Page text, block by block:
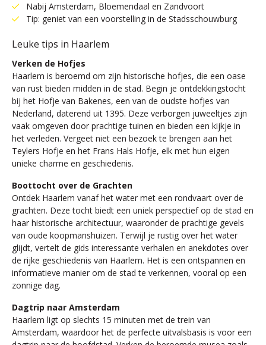
Nabij Amsterdam, Bloemendaal en Zandvoort
Tip: geniet van een voorstelling in de Stadsschouwburg
Leuke tips in Haarlem
Verken de Hofjes
Haarlem is beroemd om zijn historische hofjes, die een oase
van rust bieden midden in de stad. Begin je ontdekkingstocht
bij het Hofje van Bakenes, een van de oudste hofjes van
Nederland, daterend uit 1395. Deze verborgen juweeltjes zijn
vaak omgeven door prachtige tuinen en bieden een kijkje in
het verleden. Vergeet niet een bezoek te brengen aan het
Teylers Hofje en het Frans Hals Hofje, elk met hun eigen
unieke charme en geschiedenis.
Boottocht over de Grachten
Ontdek Haarlem vanaf het water met een rondvaart over de
grachten. Deze tocht biedt een uniek perspectief op de stad en
haar historische architectuur, waaronder de prachtige gevels
van oude koopmanshuizen. Terwijl je rustig over het water
glijdt, vertelt de gids interessante verhalen en anekdotes over
de rijke geschiedenis van Haarlem. Het is een ontspannen en
informatieve manier om de stad te verkennen, vooral op een
zonnige dag.
Dagtrip naar Amsterdam
Haarlem ligt op slechts 15 minuten met de trein van
Amsterdam, waardoor het de perfecte uitvalsbasis is voor een